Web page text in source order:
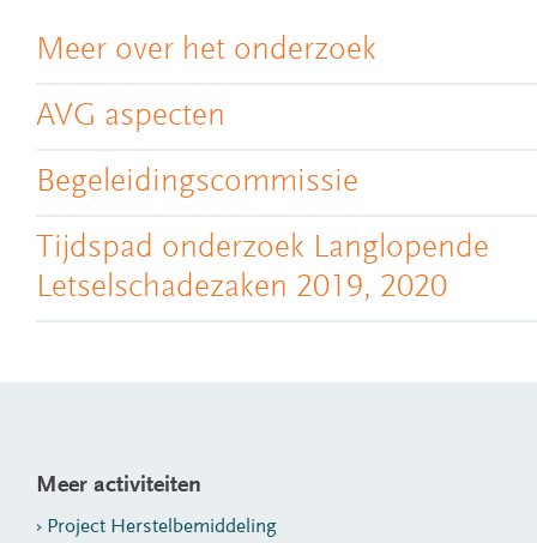
Meer over het onderzoek
AVG aspecten
Begeleidingscommissie
Tijdspad onderzoek Langlopende
Letselschadezaken 2019, 2020
Meer activiteiten
Project Herstelbemiddeling